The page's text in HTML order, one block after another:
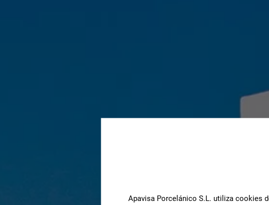
Apavisa Porcelánico S.L. utiliza cookies